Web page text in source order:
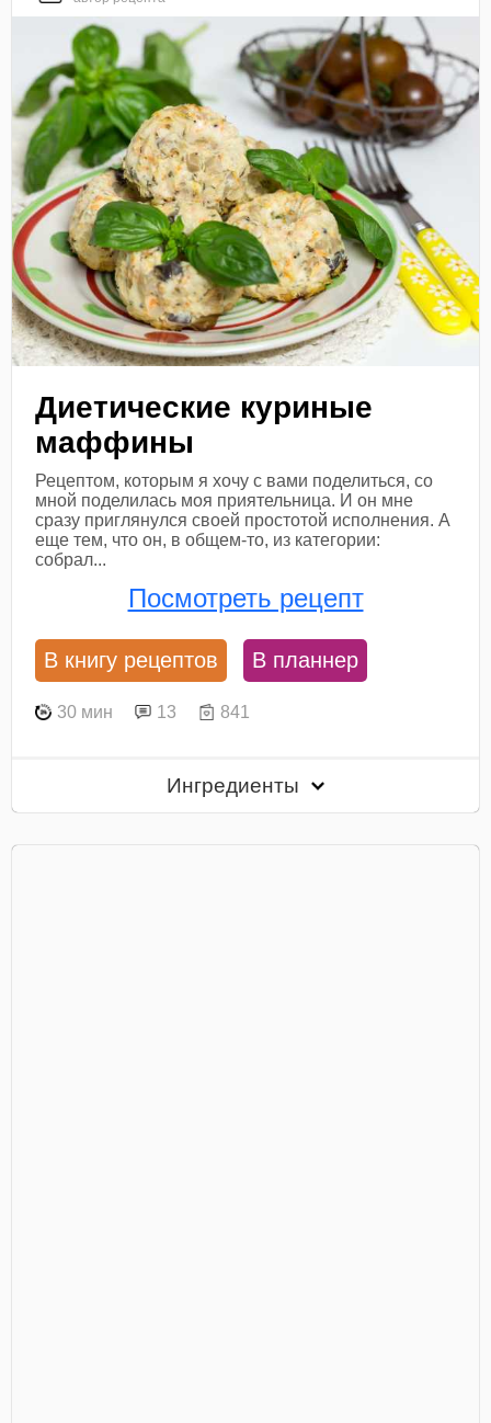
Диетические куриные
маффины
Рецептом, которым я хочу с вами поделиться, со
мной поделилась моя приятельница. И он мне
сразу приглянулся своей простотой исполнения. А
еще тем, что он, в общем-то, из категории:
собрал...
Посмотреть рецепт
В книгу рецептов В планнер
30 мин 13 841
Ингредиенты